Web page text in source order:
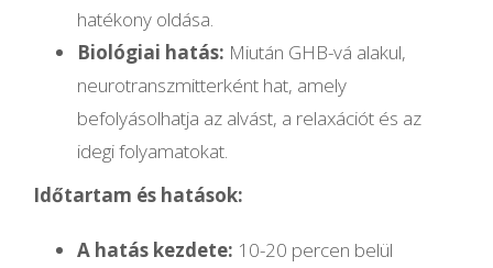
hatékony oldása.
Biológiai hatás: Miután GHB-vá alakul,
neurotranszmitterként hat, amely
befolyásolhatja az alvást, a relaxációt és az
idegi folyamatokat.
Időtartam és hatások:
A hatás kezdete: 10-20 percen belül